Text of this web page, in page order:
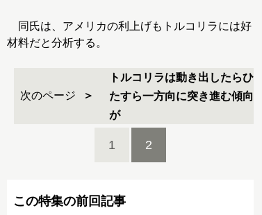
同氏は、アメリカの利上げもトルコリラには好
材料だと分析する。
次のページ
トルコリラは動き出したらひ
たすら一方向に突き進む傾向
が
1 2
この特集の前回記事